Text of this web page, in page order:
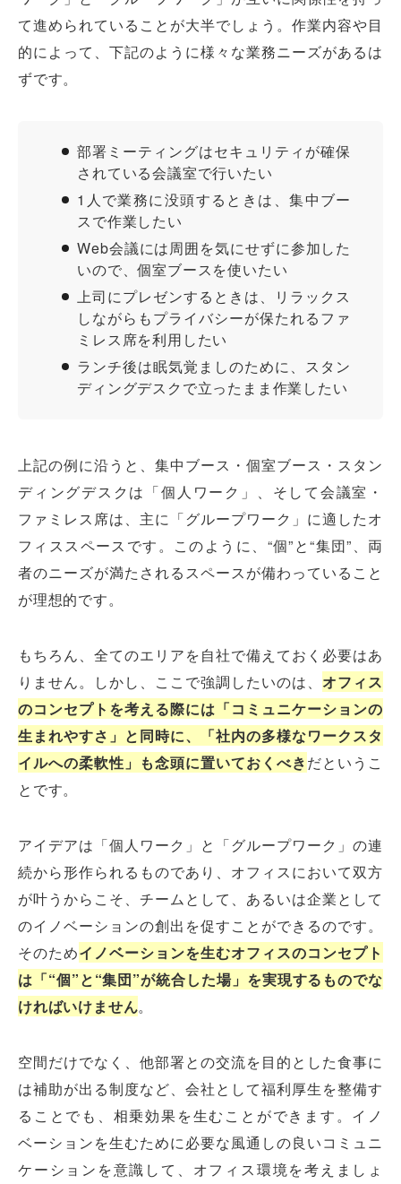
て進められていることが大半でしょう。作業内容や目
的によって、下記のように様々な業務ニーズがあるは
ずです。
部署ミーティングはセキュリティが確保
されている会議室で行いたい
1人で業務に没頭するときは、集中ブー
スで作業したい
Web会議には周囲を気にせずに参加した
いので、個室ブースを使いたい
上司にプレゼンするときは、リラックス
しながらもプライバシーが保たれるファ
ミレス席を利用したい
ランチ後は眠気覚ましのために、スタン
ディングデスクで立ったまま作業したい
上記の例に沿うと、集中ブース・個室ブース・スタン
ディングデスクは「個人ワーク」、そして会議室・
ファミレス席は、主に「グループワーク」に適したオ
フィススペースです。このように、“個”と“集団”、両
者のニーズが満たされるスペースが備わっていること
が理想的です。
もちろん、全てのエリアを自社で備えておく必要はあ
りません。しかし、ここで強調したいのは、 オフィス
のコンセプトを考える際には「コミュニケーションの
生まれやすさ」と同時に、「社内の多様なワークスタ
イルへの柔軟性」も念頭に置いておくべきだというこ
とです。
アイデアは「個人ワーク」と「グループワーク」の連
続から形作られるものであり、オフィスにおいて双方
が叶うからこそ、チームとして、あるいは企業として
のイノベーションの創出を促すことができるのです。
そのためイノベーションを生むオフィスのコンセプト
は「“個”と“集団”が統合した場」を実現するものでな
ければいけません。
空間だけでなく、他部署との交流を目的とした食事に
は補助が出る制度など、会社として福利厚生を整備す
ることでも、相乗効果を生むことができます。イノ
ベーションを生むために必要な風通しの良いコミュニ
ケーションを意識して、オフィス環境を考えましょ